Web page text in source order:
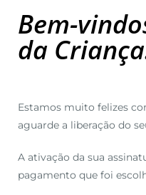
Bem-
da
Estamos muito felizes
aguarde a liberação do
A ativação da sua
pagamento que foi